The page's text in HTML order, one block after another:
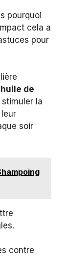
pourquoi
cela a
pour
huile de
la
soir
contre